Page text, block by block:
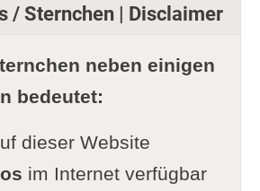
/ Sternchen | Disclaimer
neben einigen
bedeutet:
dieser Website
im Internet verfügbar